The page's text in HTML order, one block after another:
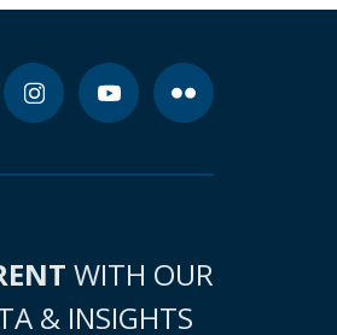
WITH OUR
& INSIGHTS